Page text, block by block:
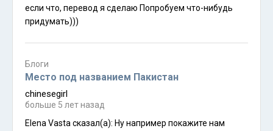
если что, перевод я сделаю Попробуем что-нибудь
придумать)))
Блоги
Место под названием Пакистан
chinesegirl
больше 5 лет назад
Elena Vasta сказал(а): Ну например покажите нам